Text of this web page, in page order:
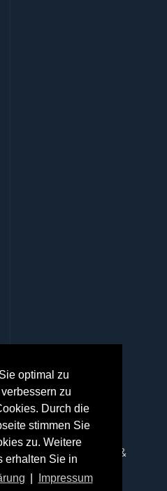
optimal zu
zu
Durch die
stimmen Sie
zu. Weitere
erhalten Sie in
Impressum
auf echten
Psychotherapie &